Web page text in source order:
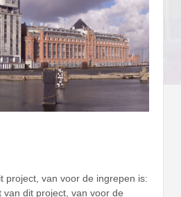
project, van voor de ingrepen is:
van dit project, van voor de